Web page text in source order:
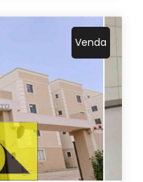
Venda